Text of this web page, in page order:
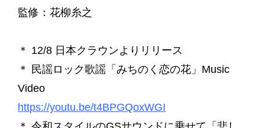
監修：花柳糸之
＊ 12/8 日本クラウンよりリリース
＊ 民謡ロック歌謡「みちのく恋の花」Music
Video
https://youtu.be/t4BPGQoxWGI